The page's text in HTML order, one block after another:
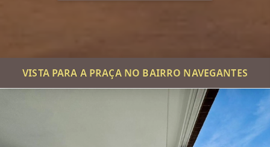
VISTA PARA A PRAÇA NO BAIRRO NAVEGANTES